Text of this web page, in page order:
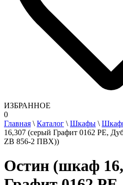
ИЗБРАННОЕ
0
Главная \ Каталог \ Шкафы \
16,307 (серый Графит 0162 РЕ,
ZB 856-2 ПВХ))
Остин (шкаф